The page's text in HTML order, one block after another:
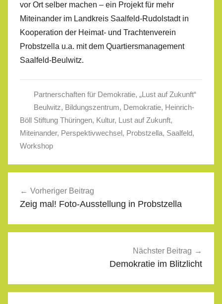
vor Ort selber machen – ein Projekt für mehr
Miteinander im Landkreis Saalfeld-Rudolstadt in
Kooperation der Heimat- und Trachtenverein
Probstzella u.a. mit dem Quartiersmanagement
Saalfeld-Beulwitz.
Partnerschaften für Demokratie, „Lust auf Zukunft“
Beulwitz, Bildungszentrum, Demokratie, Heinrich-
Böll Stiftung Thüringen, Kultur, Lust auf Zukunft,
Miteinander, Perspektivwechsel , Probstzella, Saalfeld,
Workshop
Vorheriger Beitrag
Zeig mal! Foto-Ausstellung in Probstzella
Nächster Beitrag
Demokratie im Blitzlicht